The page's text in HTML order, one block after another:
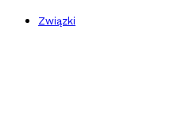
Związki